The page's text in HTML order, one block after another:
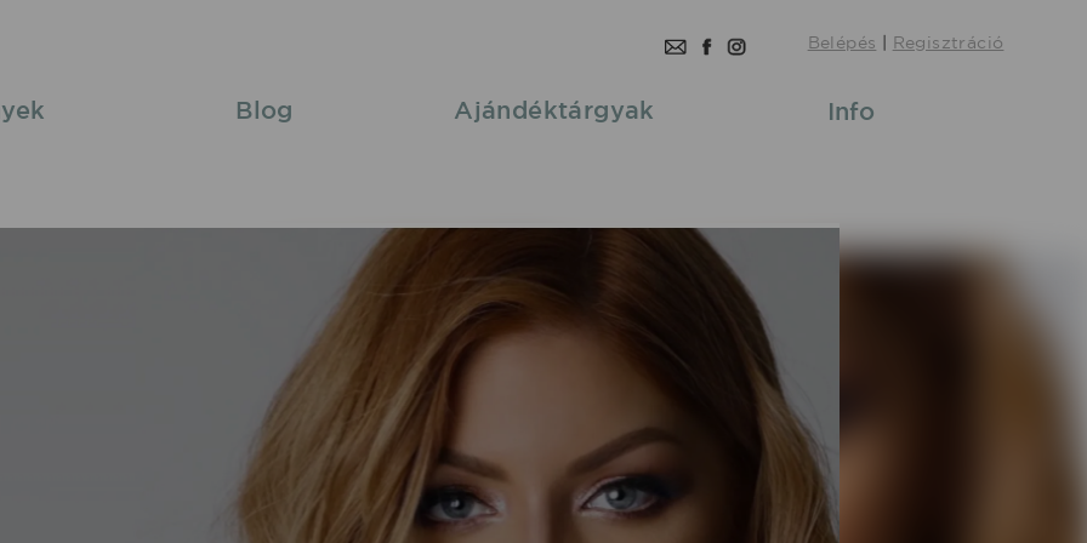
Belépés | Regisztráció
Blog Ajándéktárgyak Info